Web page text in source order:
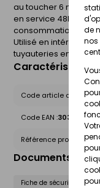
de
nos
au toucher 6 minutes
en service 48h 
consommation
Utilisé en intérieur
tuyauteries en fer,
Code article chez le
Code EAN :
Référence produit
Documents liés
Fiche de sécurité (FdS)